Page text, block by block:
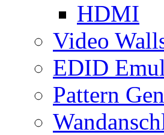
HDMI
Video
EDID
Pattern